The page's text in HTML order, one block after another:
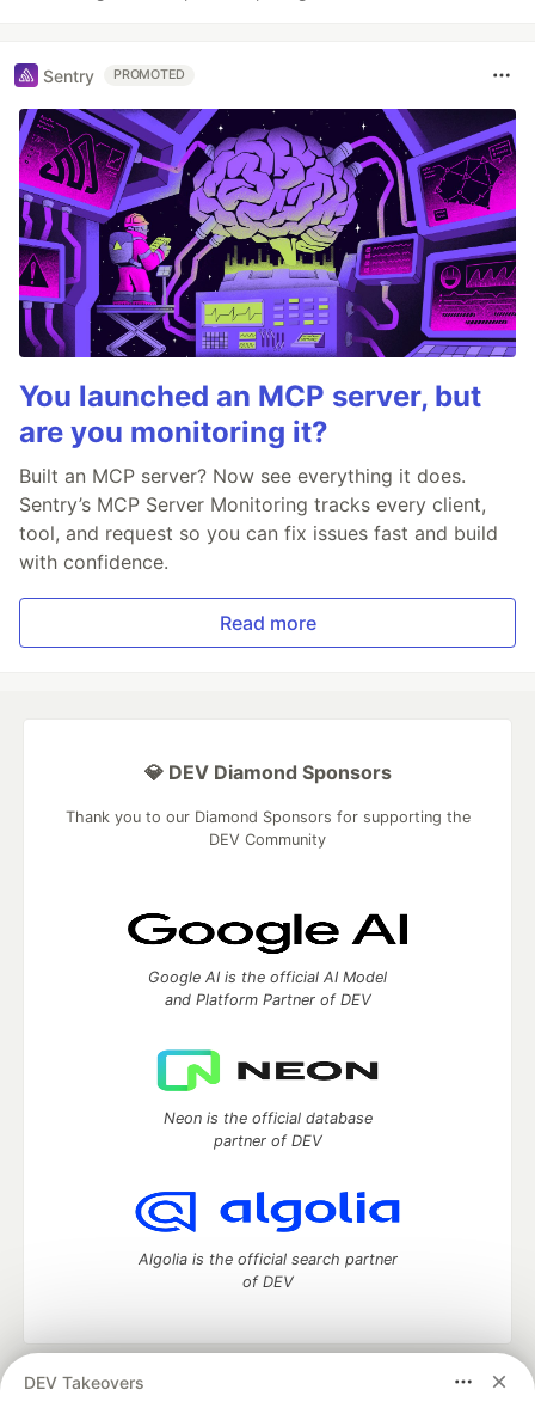
Sentry PROMOTED
You launched an MCP server, but
are you monitoring it?
Built an MCP server? Now see everything it does.
Sentry’s MCP Server Monitoring tracks every client,
tool, and request so you can fix issues fast and build
with confidence.
Read more
DEV Takeovers
💎 DEV Diamond Sponsors
Thank you to our Diamond Sponsors for supporting the
DEV Community
Google AI is the official AI Model
and Platform Partner of DEV
Neon is the official database
partner of DEV
Algolia is the official search partner
of DEV
DEV Community — A space to discuss and keep up software